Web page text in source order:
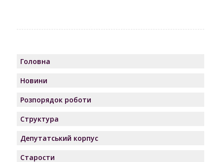
Головна
Новини
Розпорядок роботи
Структура
Депутатський корпус
Старости